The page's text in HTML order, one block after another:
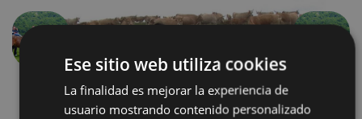
Ese sitio web utiliza cookies
La finalidad es mejorar la experiencia de
usuario mostrando contenido personalizado